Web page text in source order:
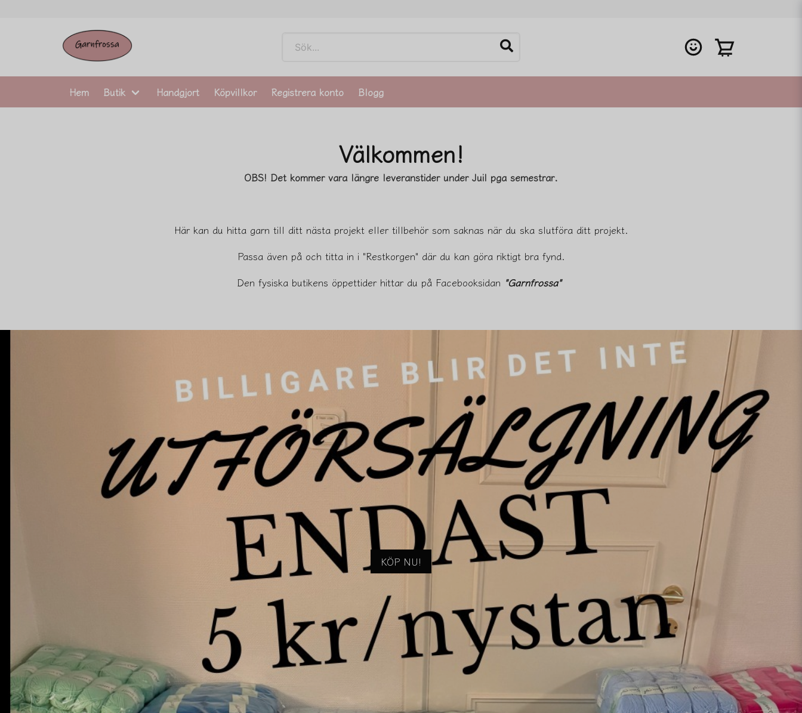
Hem Butik Handgjort Köpvillkor Registrera konto Blogg
Välkommen!
OBS! Det kommer vara längre leveranstider under Juil pga semestrar.
Här kan du hitta garn till ditt nästa projekt eller tillbehör som saknas när du ska slutföra ditt projekt.
Passa även på och titta in i "Restkorgen" där du kan göra riktigt bra fynd.
Den fysiska butikens öppettider hittar du på Facebooksidan "Garnfrossa"
KÖP NU!